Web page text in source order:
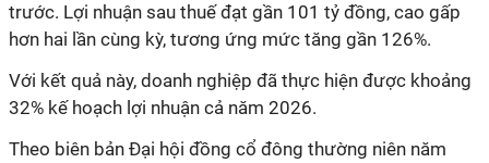
trước. Lợi nhuận sau thuế đạt gần 101 tỷ đồng, cao gấp
hơn hai lần cùng kỳ, tương ứng mức tăng gần 126%.
Với kết quả này, doanh nghiệp đã thực hiện được khoảng
32% kế hoạch lợi nhuận cả năm 2026.
Theo biên bản Đại hội đồng cổ đông thường niên năm